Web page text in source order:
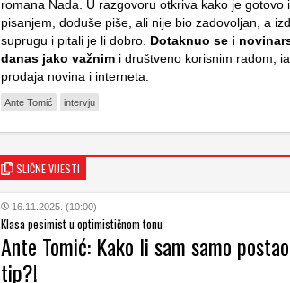
romana Nada. U razgovoru otkriva kako je gotovo
pisanjem, doduše piše, ali nije bio zadovoljan, a
suprugu i pitali je li dobro. Dotaknuo se i
danas jako važnim i društveno korisnim radom,
prodaja novina i interneta.
Ante Tomić intervju
SLIČNE VIJESTI
16.11.2025. (10:00)
Klasa pesimist u optimističnom tonu
Ante Tomić: Kako li sam samo
tip?!